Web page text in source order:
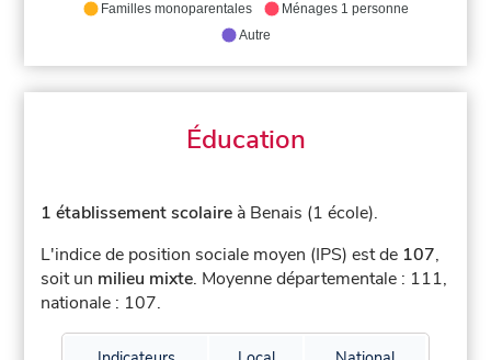
Familles monoparentales
Ménages 1 personne
Autre
Éducation
1 établissement scolaire à Benais (1 école).
L'indice de position sociale moyen (IPS) est de 107,
soit un milieu mixte. Moyenne départementale : 111,
nationale : 107.